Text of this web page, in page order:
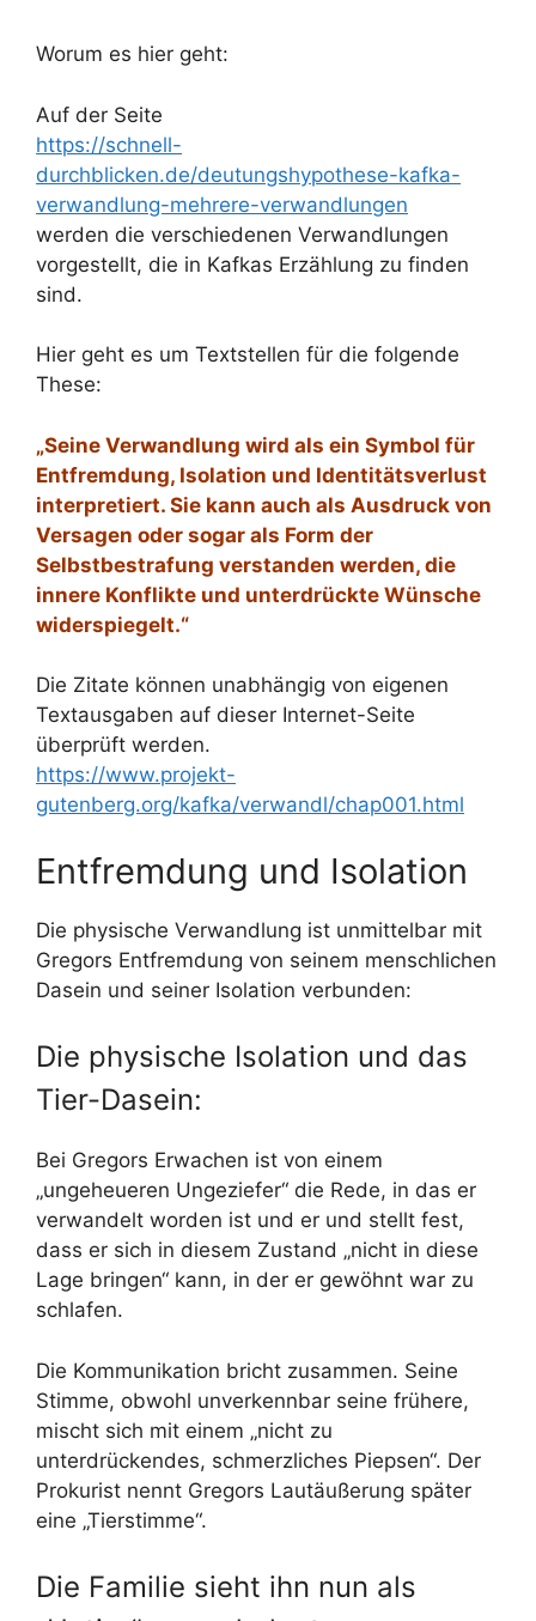
Worum es hier geht:
Auf der Seite
https://schnell-
durchblicken.de/deutungshypothese-kafka-
verwandlung-mehrere-verwandlungen
werden die verschiedenen Verwandlungen
vorgestellt, die in Kafkas Erzählung zu finden
sind.
Hier geht es um Textstellen für die folgende
These:
„Seine Verwandlung wird als ein Symbol für
Entfremdung, Isolation und Identitätsverlust
interpretiert. Sie kann auch als Ausdruck von
Versagen oder sogar als Form der
Selbstbestrafung verstanden werden, die
innere Konflikte und unterdrückte Wünsche
widerspiegelt.“
Die Zitate können unabhängig von eigenen
Textausgaben auf dieser Internet-Seite
überprüft werden.
https://www.projekt-
gutenberg.org/kafka/verwandl/chap001.html
Entfremdung und Isolation
Die physische Verwandlung ist unmittelbar mit
Gregors Entfremdung von seinem menschlichen
Dasein und seiner Isolation verbunden:
Die physische Isolation und das
Tier-Dasein:
Bei Gregors Erwachen ist von einem
„ungeheueren Ungeziefer“ die Rede, in das er
verwandelt worden ist und er und stellt fest,
dass er sich in diesem Zustand „nicht in diese
Lage bringen“ kann, in der er gewöhnt war zu
schlafen.
Die Kommunikation bricht zusammen. Seine
Stimme, obwohl unverkennbar seine frühere,
mischt sich mit einem „nicht zu
unterdrückendes, schmerzliches Piepsen“. Der
Prokurist nennt Gregors Lautäußerung später
eine „Tierstimme“.
Die Familie sieht ihn nun als